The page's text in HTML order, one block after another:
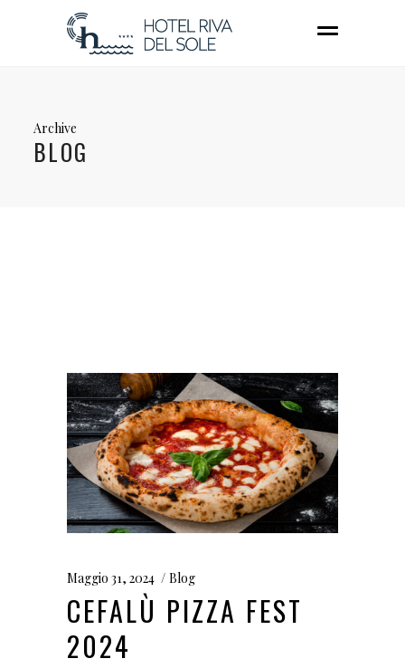
Archive
BLOG
Maggio 31, 2024 Blog
CEFALÙ PIZZA FEST
2024